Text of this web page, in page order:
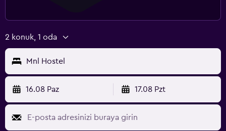
2 konuk, 1 oda
Mnl Hostel
16.08 Paz 17.08 Pzt